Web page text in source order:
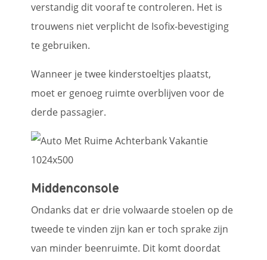
verstandig dit vooraf te controleren. Het is
trouwens niet verplicht de Isofix-bevestiging
te gebruiken.
Wanneer je twee kinderstoeltjes plaatst,
moet er genoeg ruimte overblijven voor de
derde passagier.
Middenconsole
Ondanks dat er drie volwaarde stoelen op de
tweede te vinden zijn kan er toch sprake zijn
van minder beenruimte. Dit komt doordat